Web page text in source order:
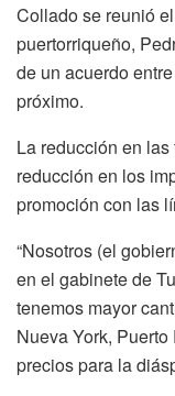
Collado se reunió
puertorriqueño,
de un acuerdo
próximo.
La reducción en
reducción en los
promoción con las
“Nosotros (el
en el gabinete de
tenemos mayor
Nueva York,
precios para la